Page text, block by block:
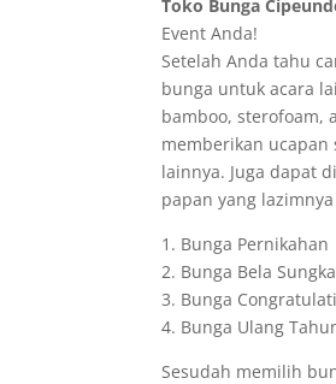
Toko Bunga
Event Anda!
Setelah Anda tahu
bunga untuk acara
bamboo, sterofoam,
memberikan
lainnya. Juga dapat
papan yang
1. Bunga Pernikahan
2. Bunga Bela
3. Bunga
4. Bunga Ulang
Sesudah memilih